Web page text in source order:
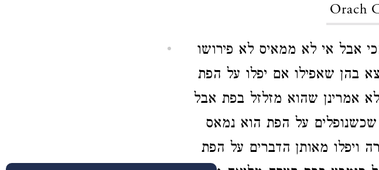
Orach
אבל אי לא ממאיס לא פירושו
בהן שאפילו אם יפלו על הפת
אמרינן שהוא מזלזל בפת אבל
שכשנופלים על הפת הוא נמאס
ויפלו מאותן הדברים על הפת